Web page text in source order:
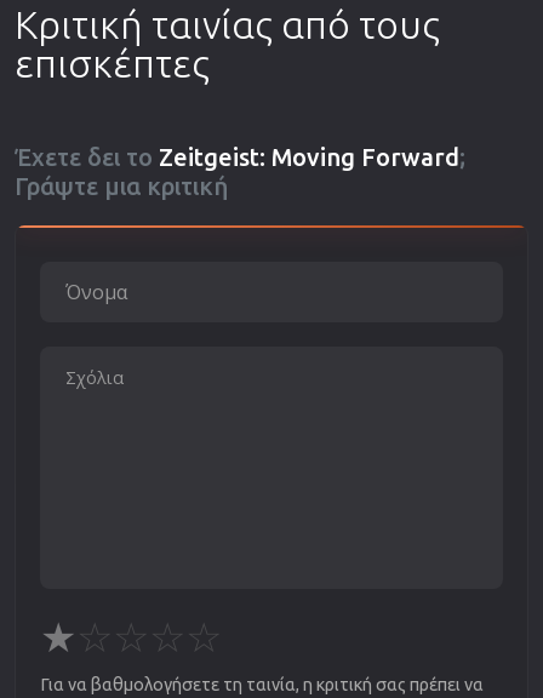
Κριτική ταινίας από τους
επισκέπτες
Έχετε δει το Zeitgeist: Moving Forward;
Γράψτε μια κριτική
★☆☆☆☆
Για να βαθμολογήσετε τη ταινία, η κριτική σας πρέπει να